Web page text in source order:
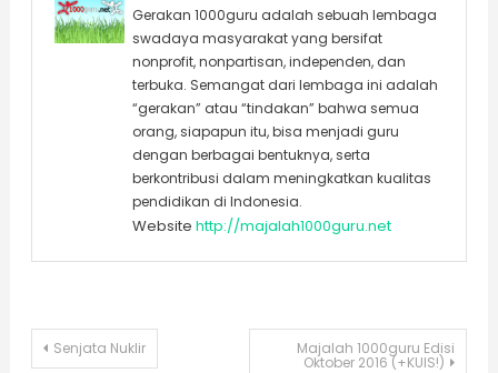
Gerakan 1000guru adalah sebuah lembaga
swadaya masyarakat yang bersifat
nonprofit, nonpartisan, independen, dan
terbuka. Semangat dari lembaga ini adalah
“gerakan” atau “tindakan” bahwa semua
orang, siapapun itu, bisa menjadi guru
dengan berbagai bentuknya, serta
berkontribusi dalam meningkatkan kualitas
pendidikan di Indonesia.
Website http://majalah1000guru.net
Post
Senjata Nuklir Majalah 1000guru Edisi
Oktober 2016 (+KUIS!)